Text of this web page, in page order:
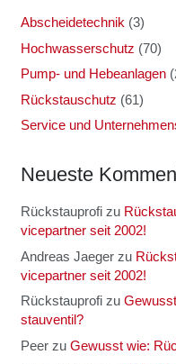
Abscheidetechnik (3)
Hochwasserschutz (70)
Pump- und Hebeanlagen
Rückstauschutz (61)
Service und
Neu­es­te
Rückstauprofizu
vice­part­ner seit 2002!
Andreas Jaegerzu
vice­part­ner seit 2002!
Rückstauprofizu
stau­ven­til?
Peerzu Gewusst wie: